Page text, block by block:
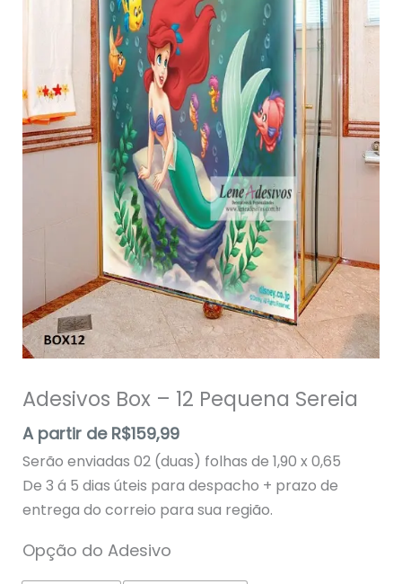
Adesivos Box – 12 Pequena Sereia
A partir de R$159,99
Serão enviadas 02 (duas) folhas de 1,90 x 0,65
De 3 á 5 dias úteis para despacho + prazo de
entrega do correio para sua região.
Opção do Adesivo